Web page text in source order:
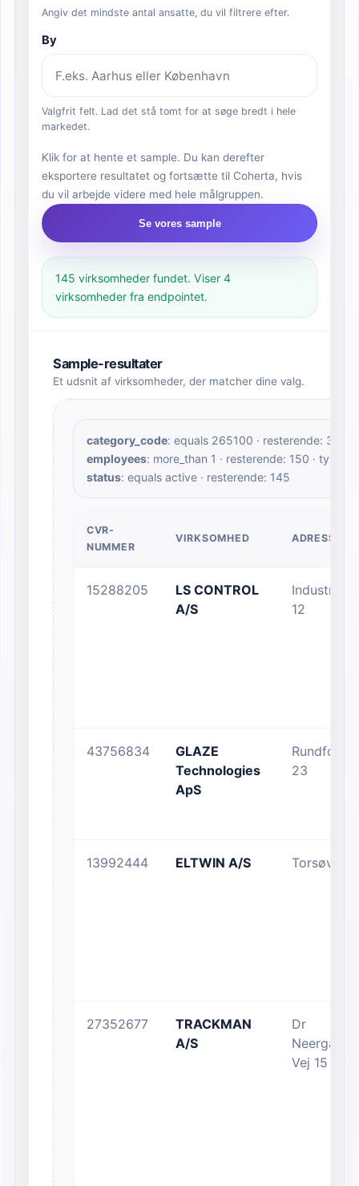
Angiv det mindste antal ansatte, du vil filtrere efter.
By
Valgfrit felt. Lad det stå tomt for at søge bredt i hele
markedet.
Klik for at hente et sample. Du kan derefter
eksportere resultatet og fortsætte til Coherta, hvis
du vil arbejde videre med hele målgruppen.
Se vores sample
145 virksomheder fundet. Viser 4
virksomheder fra endpointet.
Sample-resultater
Et udsnit af virksomheder, der matcher dine valg.
category_code: equals 265100 · resterende: 300
employees: more_than 1 · resterende: 150 · type:
status: equals active · resterende: 145
CVR-
NUMMER
VIRKSOMHED ADRESSE
15288205
LS CONTROL
A/S
Industrivej
12
43756834
GLAZE
Technologies
ApS
23
13992444 ELTWIN A/S Torsøvej 1
27352677
TRACKMAN
A/S
Dr
Vej 15